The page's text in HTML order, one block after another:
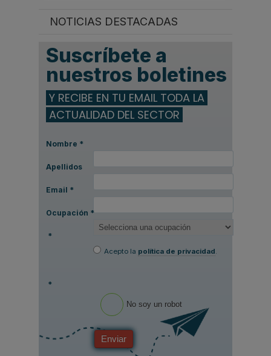
NOTICIAS DESTACADAS
Suscríbete a
nuestros boletines
Y RECIBE EN TU EMAIL TODA LA
ACTUALIDAD DEL SECTOR
Nombre *
Apellidos
Email *
Ocupación *
*
Acepto la política de privacidad.
*
No soy un robot
Enviar